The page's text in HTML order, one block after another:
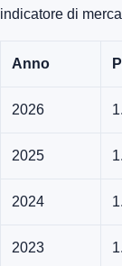
indicatore di
Anno
2026
2025
2024
2023